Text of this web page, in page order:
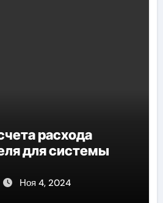
расхода
для системы
Ноя 4, 2024